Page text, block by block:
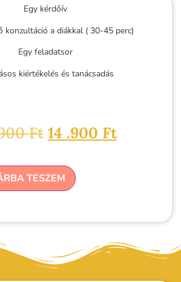
Egy kérdőív
konzultáció a diákkal ( 30-45 perc)
Egy feladatsor
kiértékelés és tanácsadás
Ft 14 .900 Ft
TESZEM